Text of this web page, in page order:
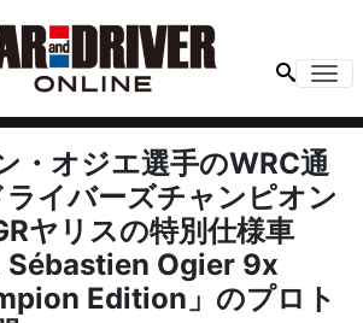
・オジエ選手のWRC通
イバーズチャンピオン
ヤリスの特別仕様車
Sébastien Ogier 9x
Edition」のプロト